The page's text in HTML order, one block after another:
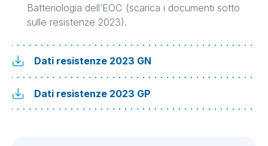
Batteriologia dell’EOC (scarica i documenti sotto
sulle resistenze 2023).
Dati resistenze 2023 GN
Dati resistenze 2023 GP